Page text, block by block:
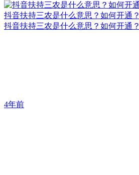
抖音扶持三农是什么意思？如何开通？
抖音扶持三农是什么意思？如何开通？
4年前